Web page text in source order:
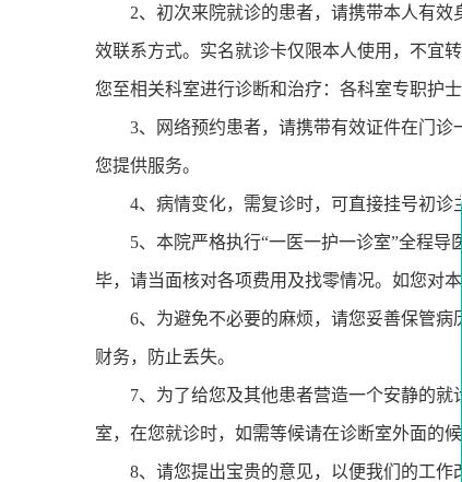
2、初次来院就诊的患者，请携带本人有效
效联系方式。实名就诊卡仅限本人使用，不宜
您至相关科室进行诊断和治疗：各科室专职护
3、网络预约患者，请携带有效证件在门诊
您提供服务。
4、病情变化，需复诊时，可直接挂号初诊
5、本院严格执行“一医一护一诊室”全程导
毕，请当面核对各项费用及找零情况。如您对
6、为避免不必要的麻烦，请您妥善保管病
财务，防止丢失。
7、为了给您及其他患者营造一个安静的就
室，在您就诊时，如需等候请在诊断室外面的
8、请您提出宝贵的意见，以便我们的工作